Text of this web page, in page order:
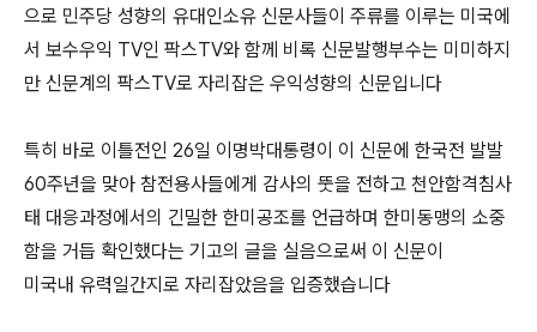
으로 민주당 성향의 유대인소유 신문사들이 주류를 이루는 미국에
서 보수우익 TV인 팍스TV와 함께 비록 신문발행부수는 미미하지
만 신문계의 팍스TV로 자리잡은 우익성향의 신문입니다
특히 바로 이틀전인 26일 이명박대통령이 이 신문에 한국전 발발
60주년을 맞아 참전용사들에게 감사의 뚯을 전하고 천안함격침사
태 대응과정에서의 긴밀한 한미공조를 언급하며 한미동맹의 소중
함을 거듭 확인했다는 기고의 글을 실음으로써 이 신문이
미국내 유력일간지로 자리잡았음을 입증했습니다